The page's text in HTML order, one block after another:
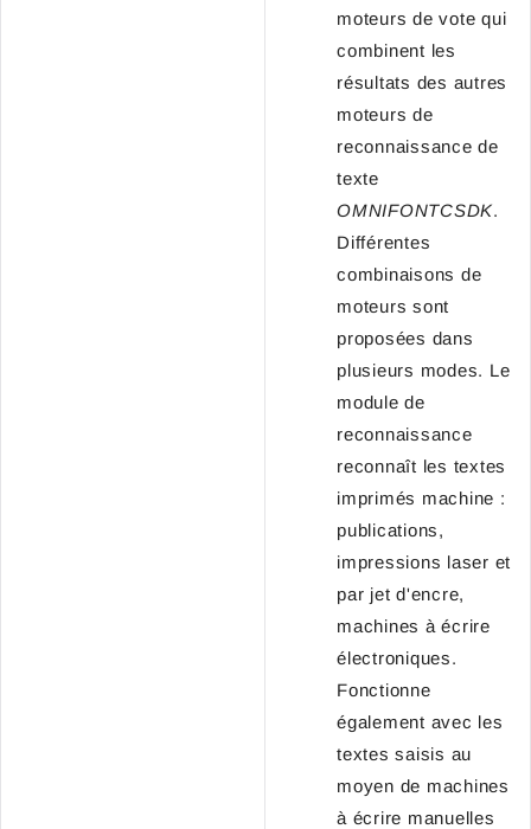
moteurs de vote qui
combinent les
résultats des autres
moteurs de
reconnaissance de
texte
OMNIFONTCSDK.
Différentes
combinaisons de
moteurs sont
proposées dans
plusieurs modes. Le
module de
reconnaissance
reconnaît les textes
imprimés machine :
publications,
impressions laser et
par jet d'encre,
machines à écrire
électroniques.
Fonctionne
également avec les
textes saisis au
moyen de machines
à écrire manuelles